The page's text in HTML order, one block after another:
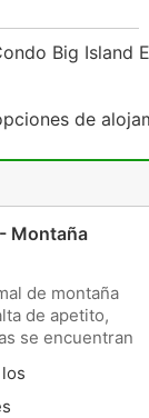
Big Island
de
Montaña
de montaña
de apetito,
se encuentran
a estas